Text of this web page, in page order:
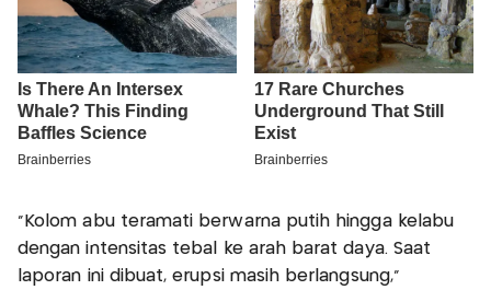
“Kolom abu teramati berwarna putih hingga kelabu
dengan intensitas tebal ke arah barat daya. Saat
laporan ini dibuat, erupsi masih berlangsung,”